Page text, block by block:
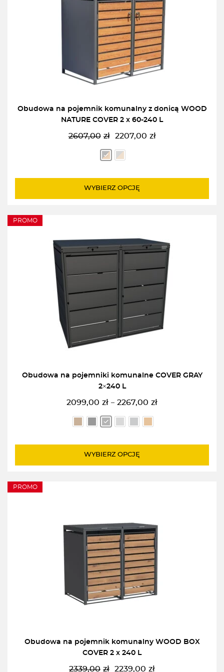
Obudowa na pojemnik komunalny z donicą WOOD
NATURE COVER 2 x 60-240 L
2607,00 zł
Pierwotna
cena
wynosiła:
2207,00 zł
Aktualna
cena
wynosi:
WYBIERZ OPCJĘ
PROMO
Obudowa na pojemniki komunalne COVER GRAY
2×240 L
2099,00 zł – 2267,00 zł
Zakres
cen:
od
do
WYBIERZ OPCJĘ
PROMO
Obudowa na pojemnik komunalny WOOD BOX
COVER 2 x 240 L
2339,00 zł 2239,00 zł